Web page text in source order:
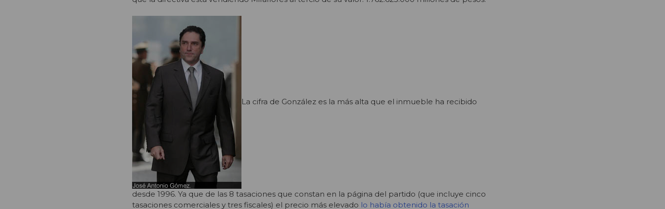
La cifra de González es la más alta que el inmueble ha recibido
desde 1996. Ya que de las 8 tasaciones que constan en la página del partido (que incluye cinco
tasaciones comerciales y tres fiscales) el precio más elevado lo había obtenido la tasación